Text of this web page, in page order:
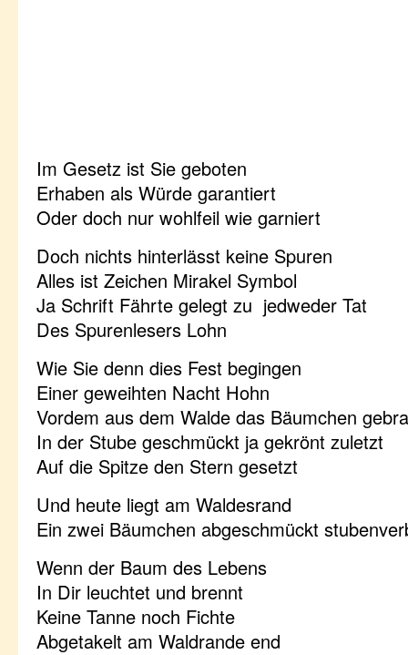
Im Gesetz ist Sie geboten
Erhaben als Würde garantiert
Oder doch nur wohlfeil wie garniert
Doch nichts hinterlässt keine Spuren
Alles ist Zeichen Mirakel Symbol
Ja Schrift Fährte gelegt zu jedweder Tat
Des Spurenlesers Lohn
Wie Sie denn dies Fest begingen
Einer geweihten Nacht Hohn
Vordem aus dem Walde das Bäumchen
In der Stube geschmückt ja gekrönt zuletzt
Auf die Spitze den Stern gesetzt
Und heute liegt am Waldesrand
Ein zwei Bäumchen abgeschmückt
Wenn der Baum des Lebens
In Dir leuchtet und brennt
Keine Tanne noch Fichte
Abgetakelt am Waldrande end